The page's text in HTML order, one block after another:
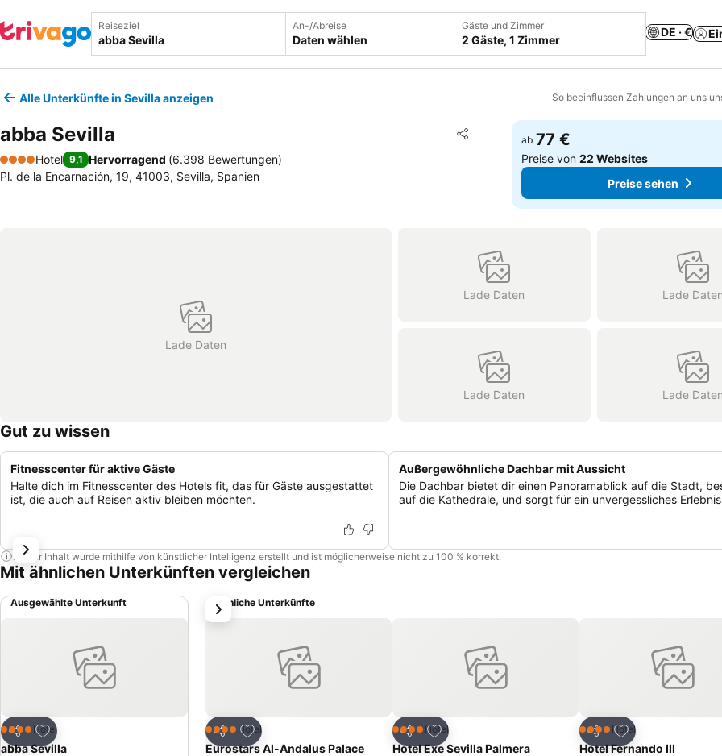
Reiseziel An-/Abreise
Daten wählen
Gäste und Zimmer
2 Gäste, 1 Zimmer
DE · €
Alle Unterkünfte in Sevilla anzeigen So beeinflussen Zahlungen an uns
abba Sevilla Teilen
Zu Favoriten hinzufügen
4 Sterne
Hotel 9,1 Hervorragend (6.398 Bewertungen)
Pl. de la Encarnación, 19, 41003, Sevilla, Spanien
ab 77 €
Preise von22 Websites
Preise sehen
Lade Daten
Lade Daten Lade Daten
Lade Daten Lade Daten
Gut zu wissen
Fitnesscenter für aktive Gäste
Halte dich im Fitnesscenter des Hotels fit, das für Gäste ausgestattet
ist, die auch auf Reisen aktiv bleiben möchten.
Außergewöhnliche Dachbar mit Aussicht
Die Dachbar bietet dir einen Panoramablick auf die Stadt,
auf die Kathedrale, und sorgt für ein unvergessliches
Dieser Inhalt wurde mithilfe von künstlicher Intelligenz erstellt und ist möglicherweise nicht zu 100 % korrekt.
Mit ähnlichen Unterkünften vergleichen
Ausgewählte Unterkunft
Teilen
Zu Favoriten hinzufügen
4 SterneHotel
abba Sevilla
Ähnliche Unterkünfte
Teilen
Zu Favoriten hinzufügen
4 SterneHotel
Eurostars Al-Andalus Palace
Teilen
Zu Favoriten hinzufügen
4 SterneHotel
Hotel Exe Sevilla Palmera
Teilen
Zu Favoriten
4 SterneHotel
Hotel Fernando III
weiter